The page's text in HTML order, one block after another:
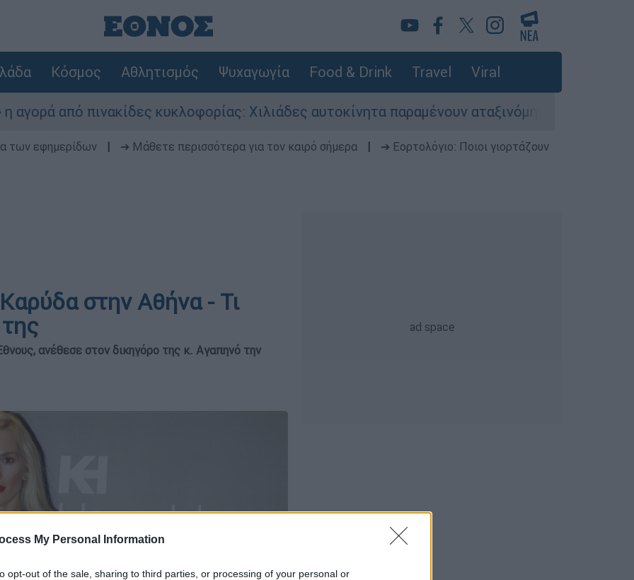
My Personal Information
opt-out of the sale, sharing to third parties, or processing of your personal or
Κόσμος Αθλητισμός Ψυχαγωγία Food & Drink Travel Viral
από πινακίδες κυκλοφορίας: Χιλιάδες αυτοκίνητα παραμένουν αταξινόμητα - Λύση αναζητά το
των εφημερίδων ➔ Μάθετε περισσότερα για τον καιρό σήμερα
➔ Εορτολόγιο: Ποιοι γιορτάζουν
στην Αθήνα - Τι
ανέθεσε στον δικηγόρο της κ. Αγαπηνό την